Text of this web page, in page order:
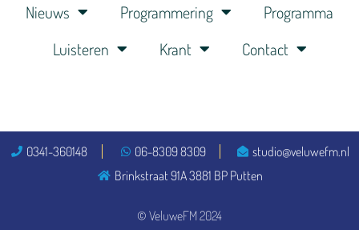
Nieuws Programmering
Programma
Luisteren
Krant Contact
© VeluweFM 2024
0341-360148 06-8309 8309
studio@veluwefm.nl
Brinkstraat 91A 3881 BP Putten